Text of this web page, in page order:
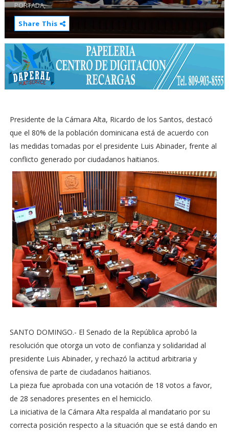
PORTADA,
Share This
Presidente de la Cámara Alta, Ricardo de los Santos, destacó
que el 80% de la población dominicana está de acuerdo con
las medidas tomadas por el presidente Luis Abinader, frente al
conflicto generado por ciudadanos haitianos.
SANTO DOMINGO.- El Senado de la República aprobó la
resolución que otorga un voto de confianza y solidaridad al
presidente Luis Abinader, y rechazó la actitud arbitraria y
ofensiva de parte de ciudadanos haitianos.
La pieza fue aprobada con una votación de 18 votos a favor,
de 28 senadores presentes en el hemiciclo.
La iniciativa de la Cámara Alta respalda al mandatario por su
correcta posición respecto a la situación que se está dando en